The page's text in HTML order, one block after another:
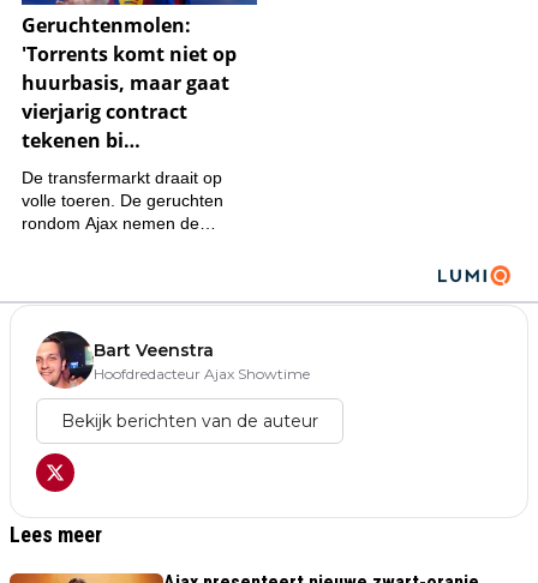
Bart Veenstra
Hoofdredacteur Ajax Showtime
Bekijk berichten van de auteur
Lees meer